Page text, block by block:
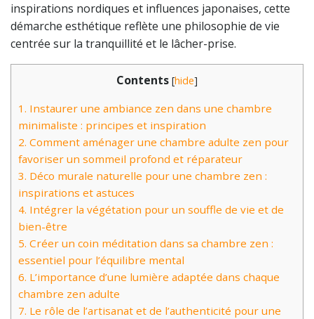
inspirations nordiques et influences japonaises, cette
démarche esthétique reflète une philosophie de vie
centrée sur la tranquillité et le lâcher-prise.
Contents [hide]
1. Instaurer une ambiance zen dans une chambre
minimaliste : principes et inspiration
2. Comment aménager une chambre adulte zen pour
favoriser un sommeil profond et réparateur
3. Déco murale naturelle pour une chambre zen :
inspirations et astuces
4. Intégrer la végétation pour un souffle de vie et de
bien-être
5. Créer un coin méditation dans sa chambre zen :
essentiel pour l’équilibre mental
6. L’importance d’une lumière adaptée dans chaque
chambre zen adulte
7. Le rôle de l’artisanat et de l’authenticité pour une